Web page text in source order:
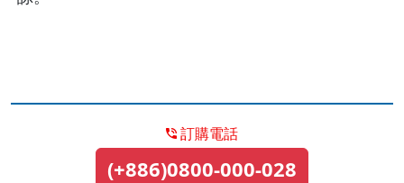
訂購電話
(+886)0800-000-028